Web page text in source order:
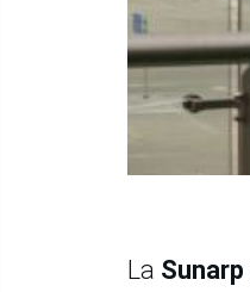
La Sunarp